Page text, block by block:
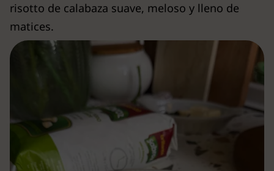
risotto de calabaza suave, meloso y lleno de
matices.